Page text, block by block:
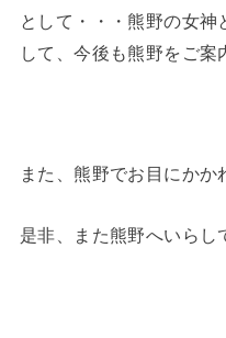
として・・・熊野の女神
して、今後も熊野をご
また、熊野でお目にか
是非、また熊野へいらし